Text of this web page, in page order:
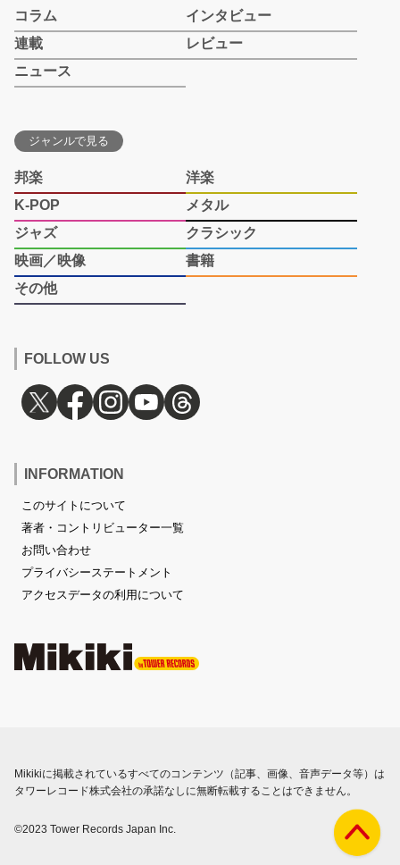
コラム
インタビュー
連載
レビュー
ニュース
ジャンルで見る
邦楽
洋楽
K-POP
メタル
ジャズ
クラシック
映画／映像
書籍
その他
FOLLOW US
INFORMATION
このサイトについて
著者・コントリビューター一覧
お問い合わせ
プライバシーステートメント
アクセスデータの利用について
Mikikiに掲載されているすべてのコンテンツ（記事、画像、音声データ等）は
タワーレコード株式会社の承諾なしに無断転載することはできません。
©2023 Tower Records Japan Inc.